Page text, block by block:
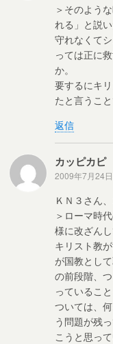
＞そのよう
れる」と説
守れなくて
っては正に
か。
要するにキ
たと言うこと
返信
カッピカピ
2009年7月24日
ＫＮ３さん
＞ローマ時
様に改ざんし
キリスト教
が国教とし
の前段階、
っているこ
ついては、
う問題が残
こうと思っ